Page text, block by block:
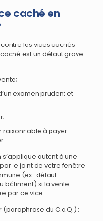
caché en
les vices cachés
est un défaut grave
examen prudent et
raisonnable à payer
autant à une
le joint de votre fenêtre
(ex.: défaut
bâtiment) si la vente
par ce vice.
(paraphrase du C.c.Q.) :